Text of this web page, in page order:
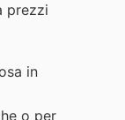
prezzi
in
o per